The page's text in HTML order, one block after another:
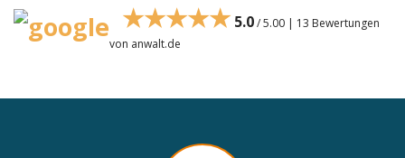
★★★★★ 5.0/ 5.00 | 13 Bewertungen
von anwalt.de